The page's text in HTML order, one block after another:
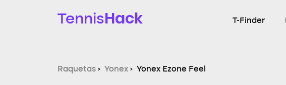
TennisHack T-Finder
Raquetas › Yonex › Yonex Ezone Feel